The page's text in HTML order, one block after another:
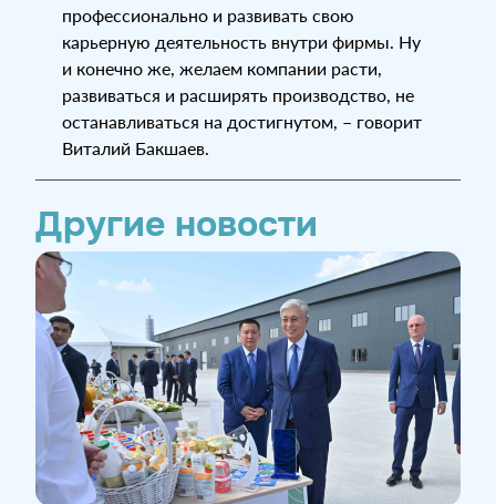
профессионально и развивать свою
карьерную деятельность внутри фирмы. Ну
и конечно же, желаем компании расти,
развиваться и расширять производство, не
останавливаться на достигнутом, – говорит
Виталий Бакшаев.
Другие новости